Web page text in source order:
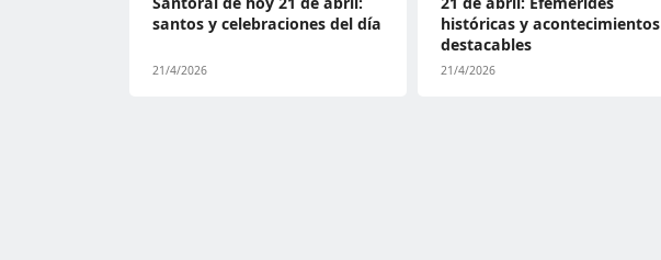
santos y celebraciones del día
21/4/2026
históricas y acontecimientos
destacables
21/4/2026